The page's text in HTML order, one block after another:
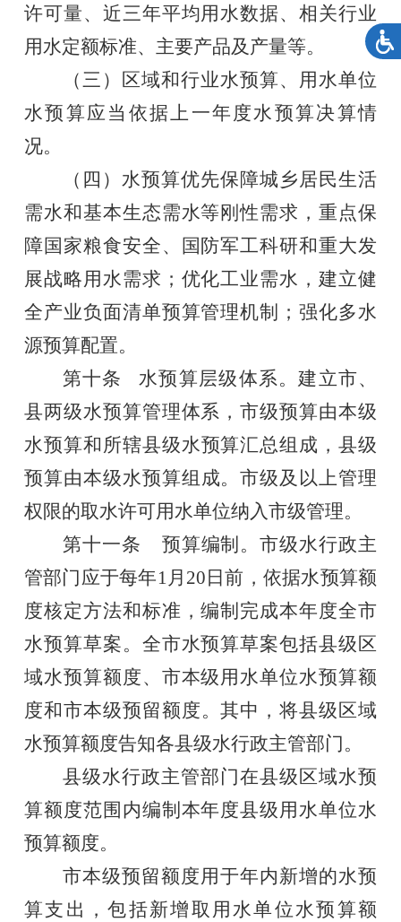
许可量、近三年平均用水数据、相关行业
用水定额标准、 主要产品及产量等。
（三）区域和行业水预算、用水单位
水预算应当依据上一年度水预算决算情
况。
（四）水预算优先保障城乡居民生活
需水和基本生态需水等刚性需求，重点保
障国家粮食安全、国防军工科研和重大发
展战略用水需求；优化工业需水，建立健
全产业负面清单预算管理机制；强化多水
源预算配置。
第十条
水预算层级体系。建立市、
县两级水预算管理体系，市级预算由本级
水预算和 所辖县级水预算汇总组 成 ，县级
预算由本级水预算组 成。市级及以上管理
权限的取水许可用水单位纳入市级管理。
第十一条 预算编制。市级水行政主
管部门应于每年1 月 20 日前，依据水预算额
度核定方法和标准，编制 完成本年度全市
水预算草案。全市水预算草案包括县级区
域水预算额度、 市本级用水单位水预算额
度和市本级预留额度。其中，将县级区域
水预算额度告知各县级水行政主管部门。
县级水行政主管部门在县级区域水预
算额度范围内编制本年度县级用水单位水
预算额度。
市本级预留额度用于年内新增的水预
算支出，包括新增取用水单位水预算额